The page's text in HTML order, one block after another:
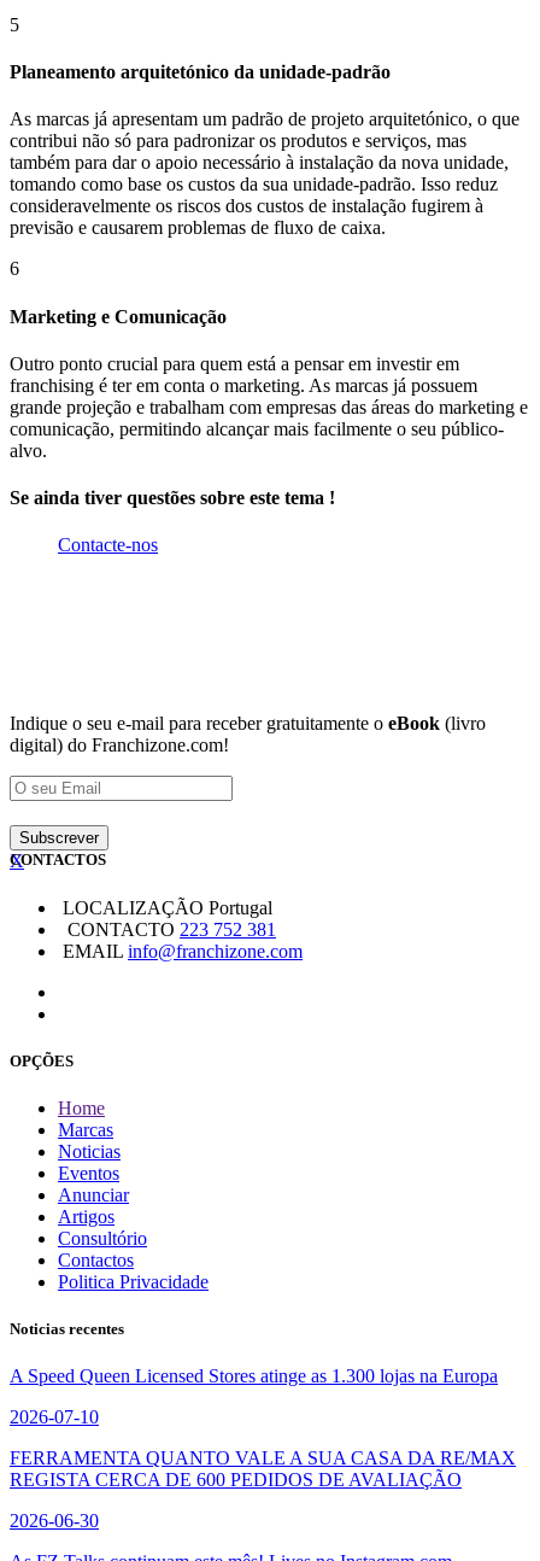
5
Planeamento arquitetónico da unidade-padrão
As marcas já apresentam um padrão de projeto arquitetónico, o que
contribui não só para padronizar os produtos e serviços, mas
também para dar o apoio necessário à instalação da nova unidade,
tomando como base os custos da sua unidade-padrão. Isso reduz
consideravelmente os riscos dos custos de instalação fugirem à
previsão e causarem problemas de fluxo de caixa.
6
Marketing e Comunicação
Outro ponto crucial para quem está a pensar em investir em
franchising é ter em conta o marketing. As marcas já possuem
grande projeção e trabalham com empresas das áreas do marketing e
comunicação, permitindo alcançar mais facilmente o seu público-
alvo.
Se ainda tiver questões sobre este tema !
Contacte-nos
Indique o seu e-mail para receber gratuitamente o eBook (livro
digital) do Franchizone.com!
X
CONTACTOS
LOCALIZAÇÃO Portugal
CONTACTO 223 752 381
EMAIL info@franchizone.com
OPÇÕES
Home
Marcas
Noticias
Eventos
Anunciar
Artigos
Consultório
Contactos
Politica Privacidade
Noticias recentes
A Speed Queen Licensed Stores atinge as 1.300 lojas na Europa
2026-07-10
FERRAMENTA QUANTO VALE A SUA CASA DA RE/MAX
REGISTA CERCA DE 600 PEDIDOS DE AVALIAÇÃO
2026-06-30